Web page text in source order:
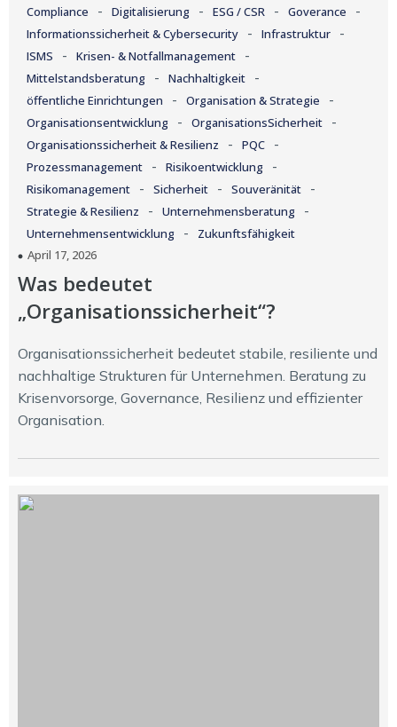
Compliance - Digitalisierung - ESG / CSR - Goverance -
Informationssicherheit & Cybersecurity - Infrastruktur -
ISMS - Krisen- & Notfallmanagement -
Mittelstandsberatung - Nachhaltigkeit -
öffentliche Einrichtungen - Organisation & Strategie -
Organisationsentwicklung - OrganisationsSicherheit -
Organisationssicherheit & Resilienz - PQC -
Prozessmanagement - Risikoentwicklung -
Risikomanagement - Sicherheit - Souveränität -
Strategie & Resilienz - Unternehmensberatung -
Unternehmensentwicklung -
Zukunftsfähigkeit
April 17, 2026
Was bedeutet
„Organisationssicherheit“?
Organisationssicherheit bedeutet stabile, resiliente und
nachhaltige Strukturen für Unternehmen. Beratung zu
Krisenvorsorge, Governance, Resilienz und effizienter
Organisation.